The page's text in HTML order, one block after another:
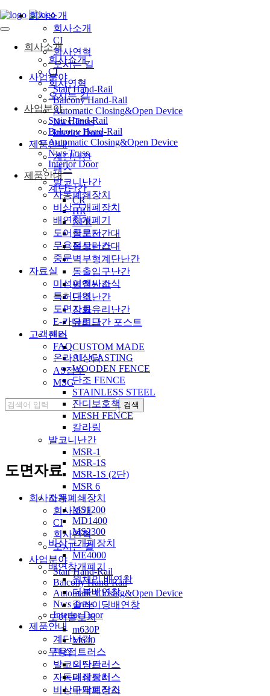
회사소개
회사소개
CI
회사연혁
오시는 길
사업분야
Stair Hand-Rail
Balcony Hand-Rail
Automatic Closing&Open Device
Nws Truss
Interior Door
제품안내
계단난간
CR
HR
NFR
창문난간대
옥상난간대
벽부형계단난간
동출입구난간
평철난간
단조난간
강화유리난간
유리난간 포스트
팬스
CUSTOM MADE
AL_CASTING
WOODEN FENCE
단조 FENCE
STAINLESS STEEL
잔디보호책
MESH FENCE
칼라링
발코니난간
MSR-1
MSR-1S
MSR-1S (2단)
MSR 6
자동폐쇄장치
MS1200
MD1400
MS2300
비상구개폐장치
ME4000
배연창개폐기
원체인 배연창
더블배연창
슬라이딩배연창
도어클로저
m630P
M640
무용접트러스
외장트러스
내장트러스
바닥트러스
회사소개
회사소개
CI
회사연혁
오시는 길
사업분야
Stair Hand-Rail
Balcony Hand-Rail
Automatic Closing&Open Device
Nws Truss
Interior Door
제품안내
계단난간
팬스
발코니난간
자동폐쇄장치
비상구개폐장치
배연창개폐기
도어클로저
무용접트러스
중문
자료실
미성이앤씨소식
특허내역
도면자료
E-카다로그
고객센터
FAQ
온라인상담
AS접수
MSG
도면자료
회사소개
회사소개
CI
회사연혁
오시는 길
사업분야
Stair Hand-Rail
Balcony Hand-Rail
Automatic Closing&Open Device
Nws Truss
Interior Door
제품안내
계단난간
팬스
발코니난간
자동폐쇄장치
비상구개폐장치